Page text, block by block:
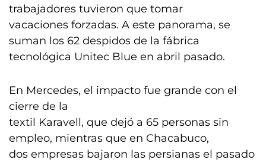
trabajadores tuvieron que tomar
vacaciones forzadas. A este panorama, se
suman los 62 despidos de la fábrica
tecnológica Unitec Blue en abril pasado.
En Mercedes, el impacto fue grande con el
cierre de la
textil Karavell, que dejó a 65 personas sin
empleo, mientras que en Chacabuco,
dos empresas bajaron las persianas el pasado